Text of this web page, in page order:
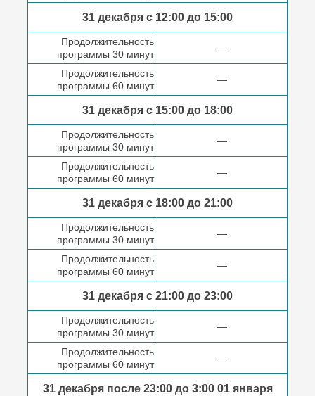
31 декабря с 12:00 до 15:00
Продолжительность
программы 30 минут
—
Продолжительность
программы 60 минут
—
31 декабря с 15:00 до 18:00
Продолжительность
программы 30 минут
—
Продолжительность
программы 60 минут
—
31 декабря с 18:00 до 21:00
Продолжительность
программы 30 минут
—
Продолжительность
программы 60 минут
—
31 декабря с 21:00 до 23:00
Продолжительность
программы 30 минут
—
Продолжительность
программы 60 минут
—
31 декабря после23:00 до 3:0001 января